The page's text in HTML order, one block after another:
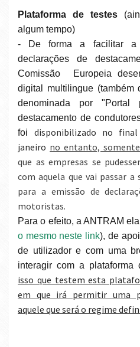
Plataforma de testes
algum tempo)
- De forma a facilitar a
declarações de
Comissão Europeia
digital multilingue (também
denominada por
destacamento de
foi disponibilizado no
janeiro no entanto,
que as empresas se
com aquela que vai passar
para a emissão de
motoristas.
Para o efeito, a ANTRAM
o mesmo neste link), de
de utilizador e com uma
interagir com a plataforma
isso que testem esta
em que irá permitir uma
aquele que será o regime